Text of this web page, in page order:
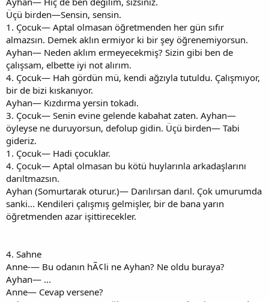
Üçü birden—Sensin, sensin.
1. Çocuk— Aptal olmasan öğretmenden her gün sıfır
almazsın. Demek aklın ermiyor ki bir şey öğrenemiyorsun.
Ayhan— Neden aklım ermeyecekmiş? Sizin gibi ben de
çalışsam, elbette iyi not alırım.
4. Çocuk— Hah gördün mü, kendi ağzıyla tutuldu. Çalışmıyor,
bir de bizi kıskanıyor.
Ayhan— Kızdırma yersin tokadı.
3. Çocuk— Senin evine gelende kabahat zaten. Ayhan—
öyleyse ne duruyorsun, defolup gidin. Üçü birden— Tabi
gideriz.
1. Çocuk— Hadi çocuklar.
4. Çocuk— Aptal olmasan bu kötü huylarınla arkadaşlarını
darıltmazsın.
Ayhan (Somurtarak oturur.)— Darılırsan darıl. Çok umurumda
sanki... Kendileri çalışmış gelmişler, bir de bana yarın
öğretmenden azar işittirecekler.
4. Sahne
Anne-— Bu odanın hÃ¢li ne Ayhan? Ne oldu buraya?
Ayhan— ...
Anne— Cevap versene?